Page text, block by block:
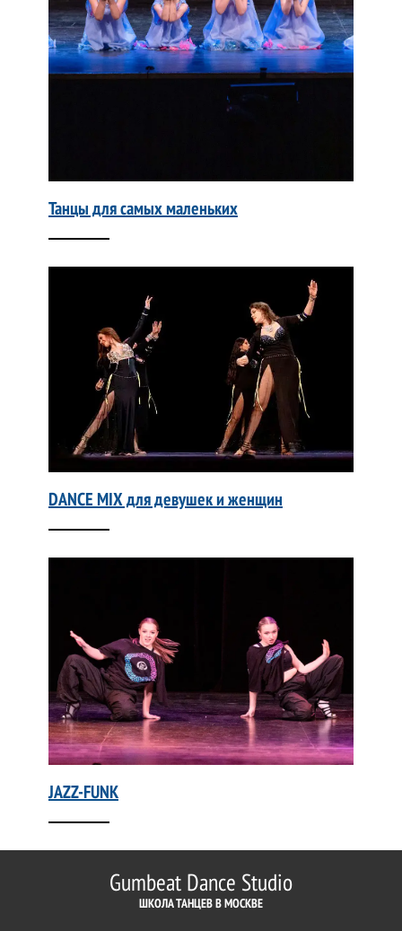
Танцы для самых маленьких
DANCE MIX для девушек и женщин
JAZZ-FUNK
Gumbeat Dance Studio
ШКОЛА ТАНЦЕВ В МОСКВЕ